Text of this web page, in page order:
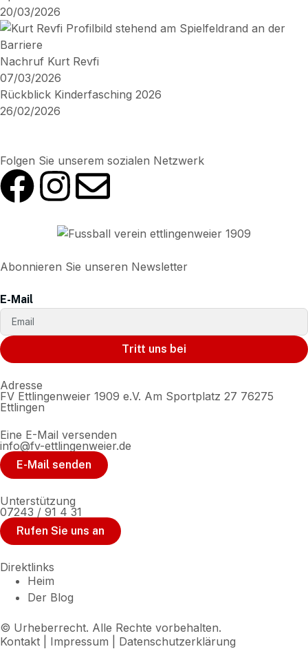
20/03/2026
Nachruf Kurt Revfi
07/03/2026
Rückblick Kinderfasching 2026
26/02/2026
Folgen Sie unserem sozialen Netzwerk
Abonnieren Sie unseren Newsletter
E-Mail
Tritt uns bei
Adresse
FV Ettlingenweier 1909 e.V. Am Sportplatz 27 76275
Ettlingen
Eine E-Mail versenden
info@fv-ettlingenweier.de
E-Mail senden
Unterstützung
07243 / 91 4 31
Rufen Sie uns an
Direktlinks
Heim
Der Blog
© Urheberrecht. Alle Rechte vorbehalten.
Kontakt
Impressum Datenschutzerklärung